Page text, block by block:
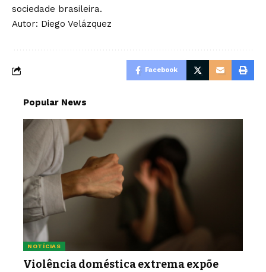
sociedade brasileira.
Autor: Diego Velázquez
Facebook
Popular News
NOTÍCIAS
Violência doméstica extrema expõe